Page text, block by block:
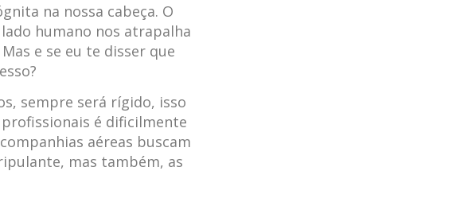
na nossa cabeça. O
humano nos atrapalha
e se eu te disser que
sempre será rígido, isso
é dificilmente
aéreas buscam
mas também, as